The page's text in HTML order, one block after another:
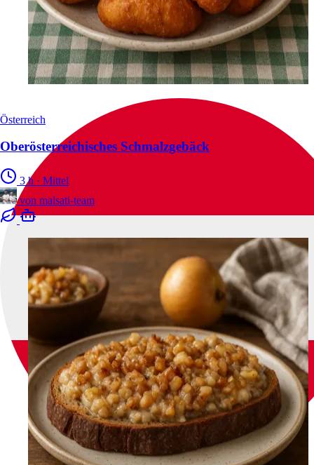
Österreich
Oberösterreichisches Schmalzgebäck
3 h · Mittel
von malsati-team